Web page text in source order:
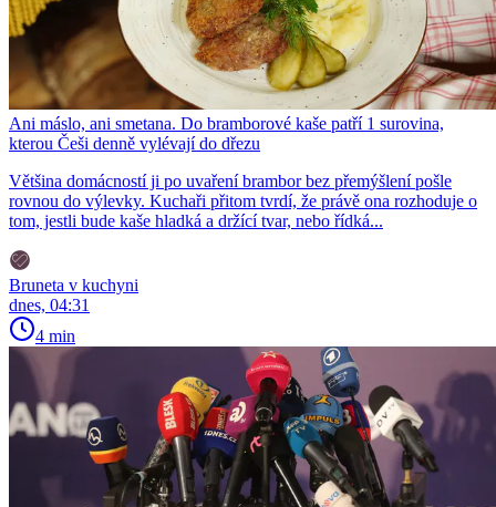
Ani máslo, ani smetana. Do bramborové kaše patří 1 surovina,
kterou Češi denně vylévají do dřezu
Většina domácností ji po uvaření brambor bez přemýšlení pošle
rovnou do výlevky. Kuchaři přitom tvrdí, že právě ona rozhoduje o
tom, jestli bude kaše hladká a držící tvar, nebo řídká...
Bruneta v kuchyni
dnes, 04:31
4 min